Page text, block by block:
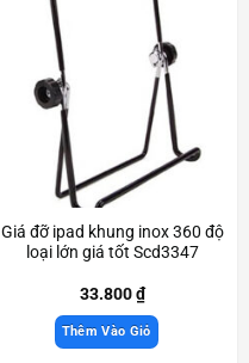
Giá đỡ ipad khung inox 360 độ
loại lớn giá tốt Scd3347
33.800₫
Thêm Vào Giỏ